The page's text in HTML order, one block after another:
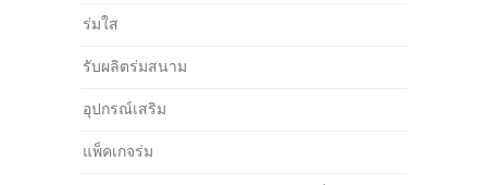
ร่มใส
รับผลิตร่มสนาม
อุปกรณ์เสริม
แพ็คเกจร่ม